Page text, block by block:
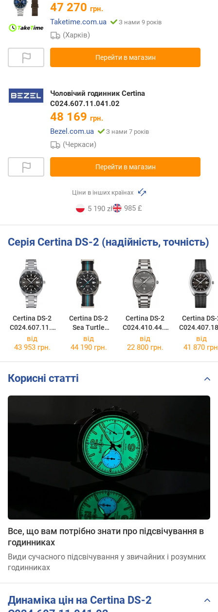
47 270 грн.
Taketime.com.ua
З нами 9 років
(Харків)
Перейти в магазин
Чоловічий годинник Certina
C024.607.11.041.02
48 169 грн.
Bezel.com.ua
З нами 7 років
(Черкаси)
Перейти в магазин
Ціни в інших країнах
5 190 zł 985 £
Серія Certina DS-2 (надійність, точність)
Certina DS-2
C024.607.11.0
81.02
Certina DS-2
Sea Turtle
Conservancy
C024.607.48.0
Certina DS-2
C024.410.44.0
81.20
Certina
81.00
від
43 953 грн.
від
44 190 грн.
від
22 800 грн.
від
41 870
Корисні статті
Все, що вам потрібно знати про підсвічування в
годинниках
Види сучасного підсвічування у звичайних і розумних
годинниках
Динаміка цін на Certina DS-2